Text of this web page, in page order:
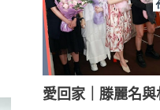
愛回家｜滕麗名